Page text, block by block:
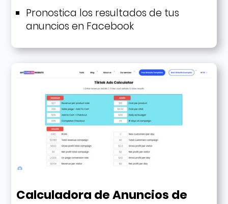
Pronostica los resultados de tus
anuncios en Facebook
Calculadora de Anuncios de